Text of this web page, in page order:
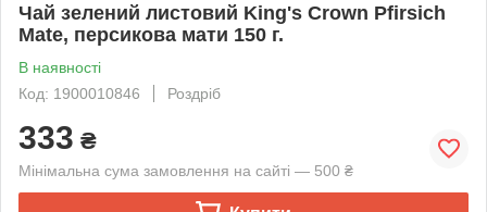
Чай зелений листовий King's Crown Pfirsich
Mate, персикова мати 150 г.
В наявності
Код: 1900010846
Роздріб
333 ₴
Мінімальна сума замовлення на сайті — 500 ₴